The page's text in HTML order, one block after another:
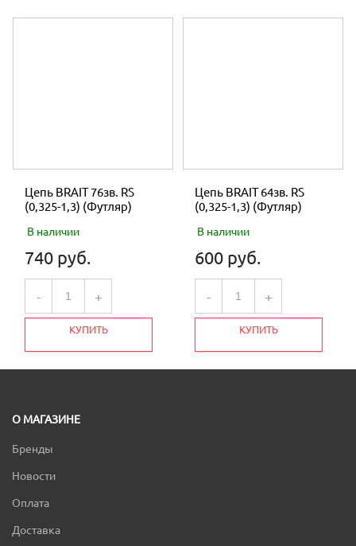
Цепь BRAIT 76зв. RS
(0,325-1,3) (Футляр)
В наличии
740 руб.
- +
КУПИТЬ
Цепь BRAIT 64зв. RS
(0,325-1,3) (Футляр)
В наличии
600 руб.
- +
КУПИТЬ
О МАГАЗИНЕ
Бренды
Новости
Оплата
Доставка